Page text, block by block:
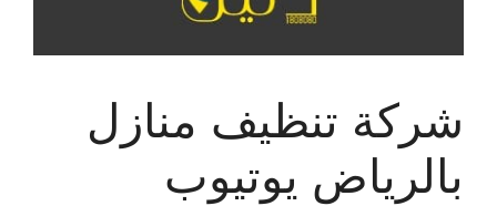
شركة تنظيف منازل
بالرياض يوتيوب